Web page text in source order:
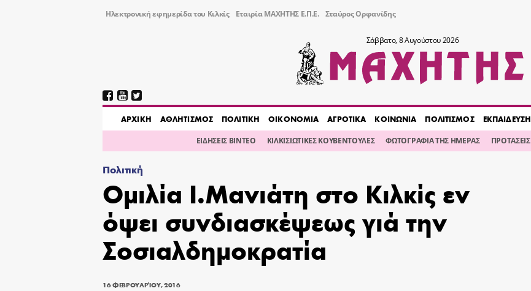
Ηλεκτρονική εφημερίδα του Κιλκίς Εταιρία ΜΑΧΗΤΗΣ Ε.Π.Ε. Σταύρος Ορφανίδης
Σάββατο, 8 Αυγούστου 2026
AΡΧΙΚΗ ΑΘΛΗΤΙΣΜΟΣ ΠΟΛΙΤΙΚΗ ΟΙΚΟΝΟΜΙΑ ΑΓΡΟΤΙΚΑ ΚΟΙΝΩΝΙΑ ΠΟΛΙΤΙΣΜΟΣ ΕΚΠΑΙΔΕΥΣΗ
ΕΙΔΗΣΕΙΣ ΒΙΝΤΕΟ ΚΙΛΚΙΣΙΩΤΙΚΕΣ ΚΟΥΒΕΝΤΟΥΛΕΣ ΦΩΤΟΓΡΑΦΙΑ ΤΗΣ ΗΜΕΡΑΣ ΠΡΟΤΑΣΕΙΣ
Πολιτική
Ομιλία Ι.Μανιάτη στο Κιλκίς εν
όψει συνδιασκέψεως γιά την
Σοσιαλδημοκρατία
16 ΦΕΒΡΟΥΑΡΊΟΥ, 2016